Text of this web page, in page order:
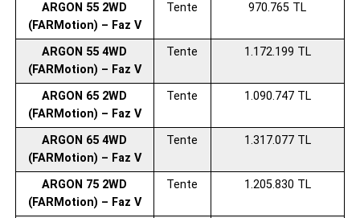
ARGON 55 2WD
(FARMotion) – Faz V
Tente 970.765 TL
ARGON 55 4WD
(FARMotion) – Faz V
Tente 1.172.199 TL
ARGON 65 2WD
(FARMotion) – Faz V
Tente 1.090.747 TL
ARGON 65 4WD
(FARMotion) – Faz V
Tente 1.317.077 TL
ARGON 75 2WD
(FARMotion) – Faz V
Tente 1.205.830 TL